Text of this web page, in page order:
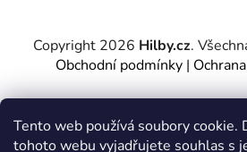
Tento web používá soubory cookie.
tohoto webu vyjadřujete souhlas s
Copyright 2026 Hilby.cz.
Obchodní podmínky |
Provozovatel e-shopu: Hilby CZ
sídlem Soukenická 2082/
Město.